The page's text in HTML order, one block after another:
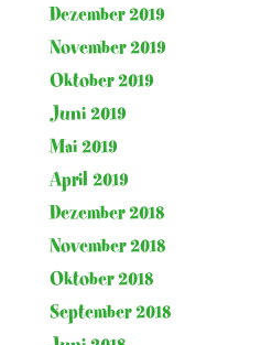
Dezember 2019
November 2019
Oktober 2019
Juni 2019
Mai 2019
April 2019
Dezember 2018
November 2018
Oktober 2018
September 2018